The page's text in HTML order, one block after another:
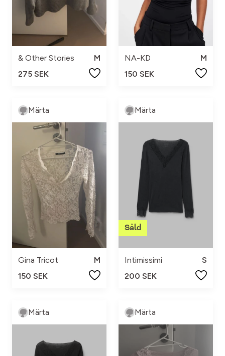
& Other Stories
M
275 SEK
NA-KD
M
150 SEK
Märta
Gina Tricot
M
150 SEK
Märta
Intimissimi
S
200 SEK
Märta Märta